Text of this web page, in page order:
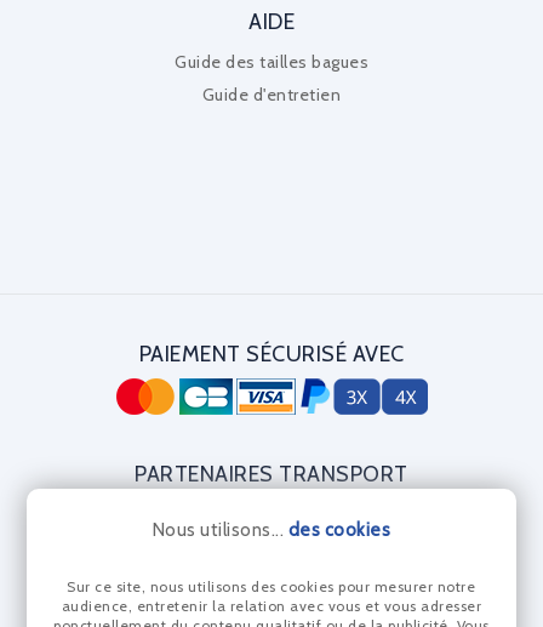
AIDE
Guide des tailles bagues
Guide d'entretien
Nous utilisons... des cookies
Sur ce site, nous utilisons des cookies pour mesurer notre
audience, entretenir la relation avec vous et vous adresser
PAIEMENT SÉCURISÉ AVEC
PARTENAIRES TRANSPORT
CERTIFICAT DIAMANT